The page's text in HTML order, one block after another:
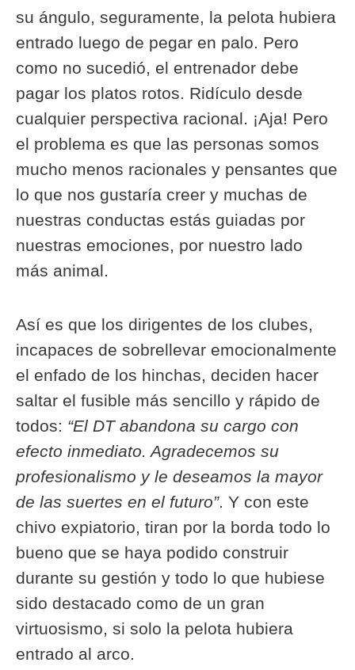
su ángulo, seguramente, la pelota hubiera
entrado luego de pegar en palo. Pero
como no sucedió, el entrenador debe
pagar los platos rotos. Ridículo desde
cualquier perspectiva racional. ¡Aja! Pero
el problema es que las personas somos
mucho menos racionales y pensantes que
lo que nos gustaría creer y muchas de
nuestras conductas estás guiadas por
nuestras emociones, por nuestro lado
más animal.
Así es que los dirigentes de los clubes,
incapaces de sobrellevar emocionalmente
el enfado de los hinchas, deciden hacer
saltar el fusible más sencillo y rápido de
todos: “El DT abandona su cargo con
efecto inmediato. Agradecemos su
profesionalismo y le deseamos la mayor
de las suertes en el futuro”. Y con este
chivo expiatorio, tiran por la borda todo lo
bueno que se haya podido construir
durante su gestión y todo lo que hubiese
sido destacado como de un gran
virtuosismo, si solo la pelota hubiera
entrado al arco.